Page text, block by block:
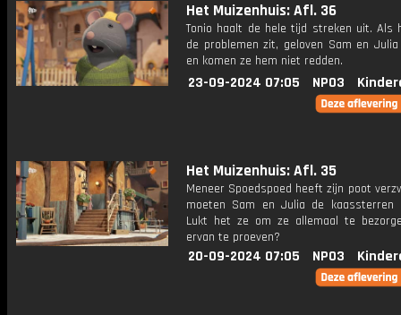
Het Muizenhuis: Afl. 36
Tonio haalt de hele tijd streken uit. Als
de problemen zit, geloven Sam en
en komen ze hem niet redden.
23-09-2024 07:05 NPO3
Het Muizenhuis: Afl. 35
Meneer Spoedspoed heeft zijn poot
moeten Sam en Julia de kaassterren
Lukt het ze om ze allemaal te
ervan te proeven?
20-09-2024 07:05 NPO3